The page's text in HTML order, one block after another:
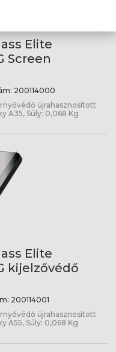
Elite
Screen
200114000
újrahasznosított
A35, Súly: 0,068 Kg
Elite
kijelzővédő
200114001
újrahasznosított
A55, Súly: 0,068 Kg